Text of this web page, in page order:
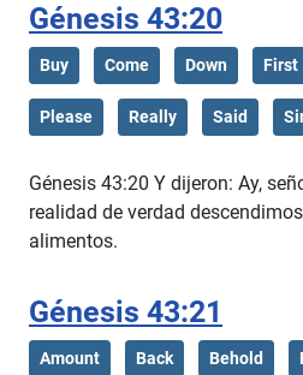
Génesis 43:20
Buy Come Down First
Please Really Said
Génesis 43:20 Y dijeron: Ay,
realidad de verdad
alimentos.
Génesis 43:21
Amount Back Behold